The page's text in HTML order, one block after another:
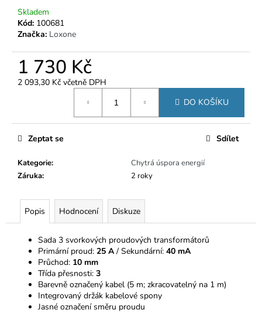
Skladem
Kód: 100681
Značka: Loxone
1 730 Kč
2 093,30 Kč včetně DPH
DO KOŠÍKU
Kategorie:
Chytrá úspora energií
Záruka: 2 roky
Zeptat se Sdílet
Popis Hodnocení Diskuze
Sada 3 svorkových proudových transformátorů
Primární proud: 25 A / Sekundární: 40 mA
Průchod: 10 mm
Třída přesnosti: 3
Barevně označený kabel (5 m; zkracovatelný na 1 m)
Integrovaný držák kabelové spony
Jasné označení směru proudu
u
m